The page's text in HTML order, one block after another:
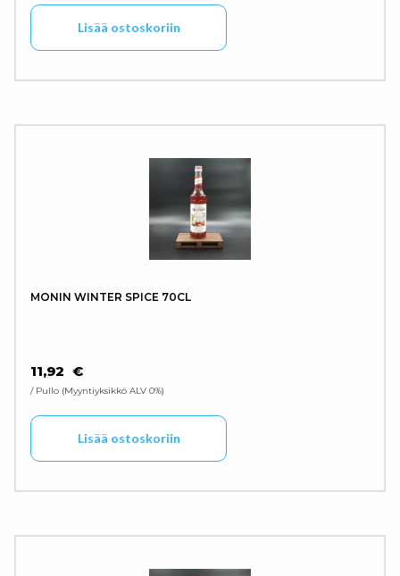
Lisää ostoskoriin
MONIN WINTER SPICE 70CL
11,92 €
/ Pullo Myyntiyksikkö ALV 0%
Lisää ostoskoriin